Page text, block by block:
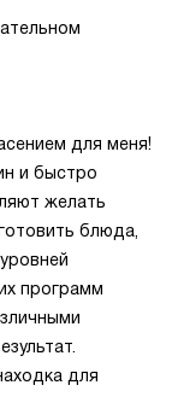
для меня!
и быстро
желать
блюда,
программ
для